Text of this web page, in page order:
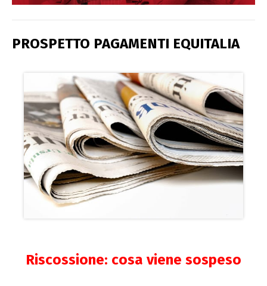
PROSPETTO PAGAMENTI EQUITALIA
Riscossione: cosa viene sospeso